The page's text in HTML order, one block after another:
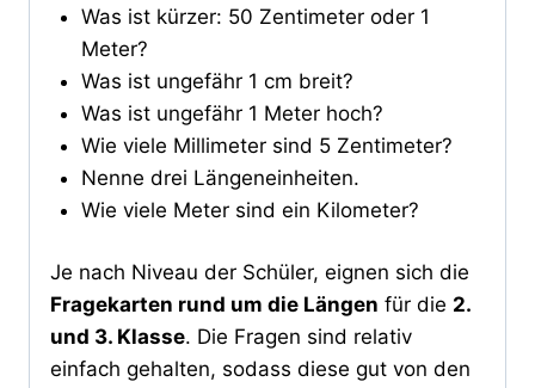
Was ist kürzer: 50 Zentimeter oder 1
Meter?
Was ist ungefähr 1 cm breit?
Was ist ungefähr 1 Meter hoch?
Wie viele Millimeter sind 5 Zentimeter?
Nenne drei Längeneinheiten.
Wie viele Meter sind ein Kilometer?
Je nach Niveau der Schüler, eignen sich die
Fragekarten rund um die Längen für die 2.
und 3. Klasse. Die Fragen sind relativ
einfach gehalten, sodass diese gut von den